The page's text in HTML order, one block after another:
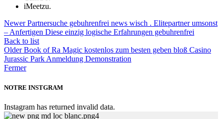
iMeetzu.
Newer Partnersuche gebuhrenfrei news wisch . Elitepartner umsonst
– Anfertigen Diese einzig logische Erfahrungen gebuhrenfrei
Back to list
Older Book of Ra Magic kostenlos zum besten geben bloß Casino
Jurassic Park Anmeldung Demonstration
Fermer
NOTRE INSTGRAM
Instagram has returned invalid data.